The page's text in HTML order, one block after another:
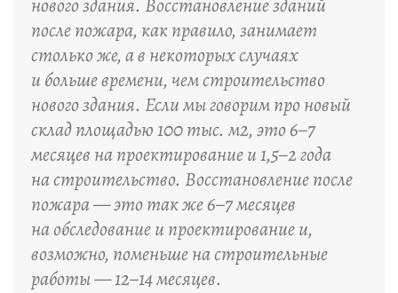
нового здания. Восстановление зданий
после пожара, как правило, занимает
столько же, а в некоторых случаях
и больше времени, чем строительство
нового здания. Если мы говорим про новый
склад площадью 100 тыс. м2, это 6–7
месяцев на проектирование и 1,5–2 года
на строительство. Восстановление после
пожара — это так же 6–7 месяцев
на обследование и проектирование и,
возможно, поменьше на строительные
работы — 12–14 месяцев.